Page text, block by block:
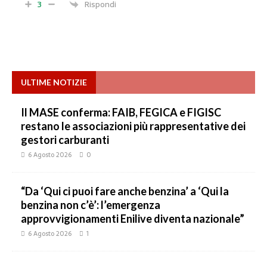
3 Rispondi
ULTIME NOTIZIE
Il MASE conferma: FAIB, FEGICA e FIGISC
restano le associazioni più rappresentative dei
gestori carburanti
6 Agosto 2026 0
“Da ‘Qui ci puoi fare anche benzina’ a ‘Qui la
benzina non c’è’: l’emergenza
approvvigionamenti Enilive diventa nazionale”
6 Agosto 2026 1